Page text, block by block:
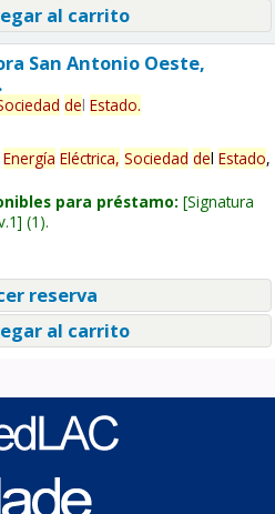
al carrito
San Antonio Oeste,
del Estado.
Energía Eléctrica, Sociedad del Estado,
para préstamo: Signatura
(1).
reserva
al carrito